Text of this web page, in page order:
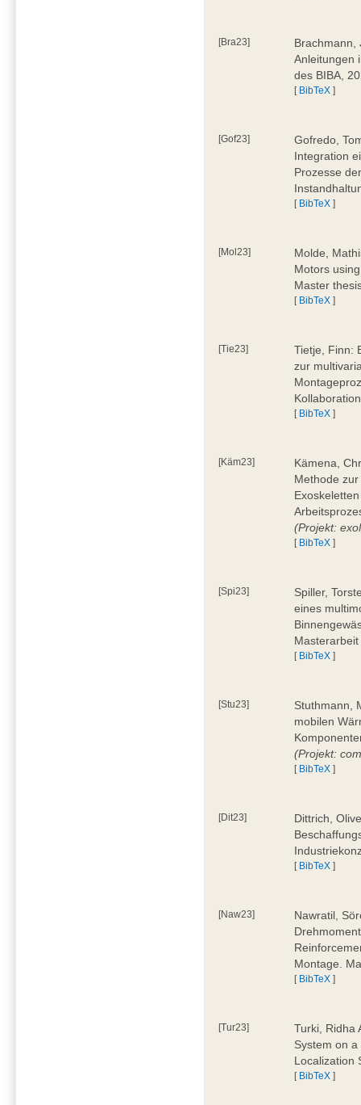
[Bra23]
Brachmann,
Anleitungen
des BIBA,
[ BibTeX ]
[Gof23]
Gofredo,
Integration
Prozesse
[ BibTeX ]
[Mol23]
Molde,
Motors
Master
[ BibTeX ]
[Tie23]
Tietje, Finn:
zur
[ BibTeX ]
[Käm23]
Kämena,
Methode
(Projekt:
[ BibTeX ]
[Spi23]
Spiller,
eines
[ BibTeX ]
[Stu23]
Stuthmann,
mobilen
(Projekt:
[ BibTeX ]
[Dit23]
Dittrich,
[ BibTeX ]
[Naw23]
Nawratil,
Montage.
[ BibTeX ]
[Tur23]
Turki, Ridha
System on
Localization
[ BibTeX ]